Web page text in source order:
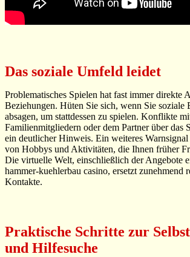
Das soziale Umfeld leidet
Problematisches Spielen hat fast immer direkte
Beziehungen. Hüten Sie sich, wenn Sie soziale
absagen, um stattdessen zu spielen. Konflikte
Familienmitgliedern oder dem Partner über das
ein deutlicher Hinweis. Ein weiteres
von Hobbys und Aktivitäten, die Ihnen früher
Die virtuelle Welt, einschließlich der Angebote
hammer-kuehlerbau casino, ersetzt zunehmend
Kontakte.
Praktische Schritte zur
und Hilfesuche